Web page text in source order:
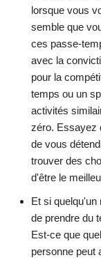
lorsque vous
semble que
ces passe-
avec la
pour la
temps ou un
activités
zéro. Essayez
de vous
trouver des
d'être le
Et si
de prendre du
Est-ce que
personne peut